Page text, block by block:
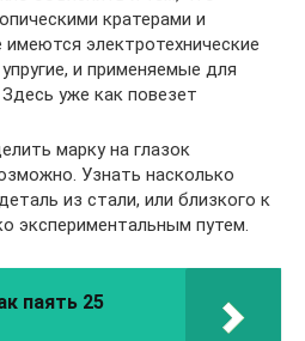
кратерами и
электротехнические
и применяемые для
уже как повезет
марку на глазок
Узнать насколько
из стали, или близкого к
экспериментальным путем.
паять 25